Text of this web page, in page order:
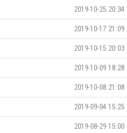
2019-10-25 20:34
2019-10-17 21:09
2019-10-15 20:03
2019-10-09 18:28
2019-10-08 21:08
2019-09-04 15:25
2019-08-29 15:00